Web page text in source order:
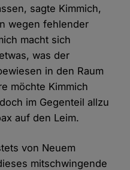
sagte Kimmich,
wegen fehlender
macht sich
was der
in den Raum
möchte Kimmich
im Gegenteil allzu
auf den Leim.
von Neuem
mitschwingende